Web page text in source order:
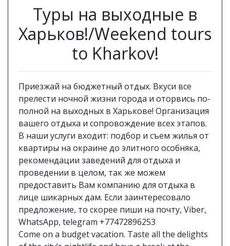
Туры на выходные в
Харьков!/Weekend tours
to Kharkov!
Приезжай на бюджетный отдых. Вкуси все
прелести ночной жизни города и оторвись по-
полной на выходных в Харькове! Организация
вашего отдыха и сопровождение всех этапов.
В наши услуги входит: подбор и съем жилья от
квартиры на окраине до элитного особняка,
рекомендации заведений для отдыха и
проведении в целом, так же можем
предоставить Вам компанию для отдыха в
лице шикарных дам. Если заинтересовало
предложение, то скорее пиши на почту, Viber,
WhatsApp, telegram +77472896253
Come on a budget vacation. Taste all the delights